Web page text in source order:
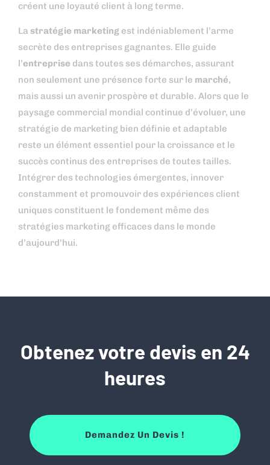
créent une loyauté client à long terme.
La stratégie marketing est indéniablement l’arme
secrète des entreprises gagnantes. Elle guide
l’entreprise dans toutes ses démarches, assurant
non seulement une présence forte sur le marché,
mais aussi un avenir prospère et durable. Alors que le
paysage commercial mondial continue d’évoluer, une
stratégie de marketing bien définie et adaptable
reste un élément essentiel pour la croissance et le
succès continus des entreprises de toutes tailles.
Intégrer des technologies émergentes, innover
constamment et promouvoir des expériences client
uniques constituent le fondement même des
stratégies marketing efficaces dans le monde
d’aujourd’hui.
Obtenez votre devis en 24
heures
Demandez Un Devis !